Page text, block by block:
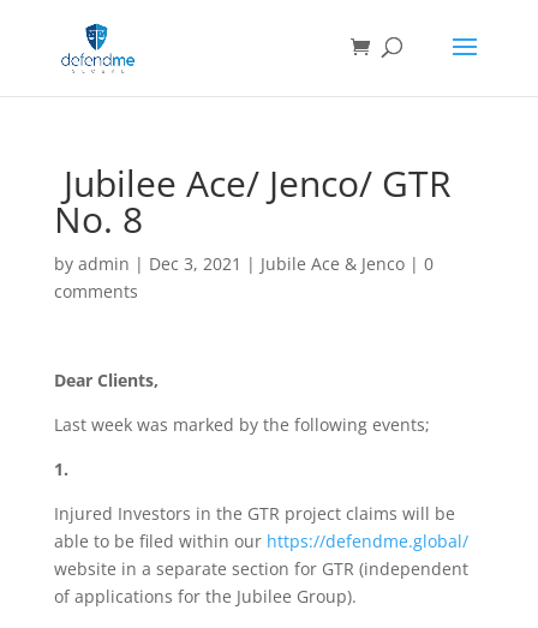
Jubilee Ace/ Jenco/ GTR
No. 8
by admin | Dec 3, 2021 | Jubile Ace & Jenco| 0
comments
Dear Clients,
Last week was marked by the following events;
1.
Injured Investors in the GTR project claims will be
able to be filed within our https://defendme.global/
website in a separate section for GTR (independent
of applications for the Jubilee Group).